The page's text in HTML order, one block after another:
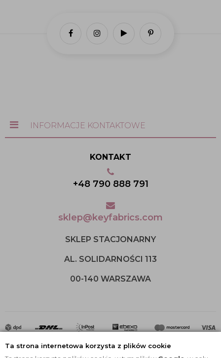
Ta strona internetowa korzysta z plików cookie
INFORMACJE KONTAKTOWE
KONTAKT
+48 790 888 791
sklep@keyfabrics.com
SKLEP STACJONARNY
AL. SOLIDARNOŚCI 113
00-140 WARSZAWA